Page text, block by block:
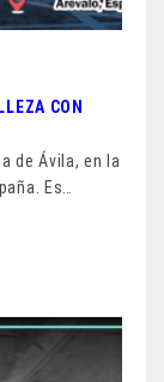
CON
de Ávila, en la
Es…